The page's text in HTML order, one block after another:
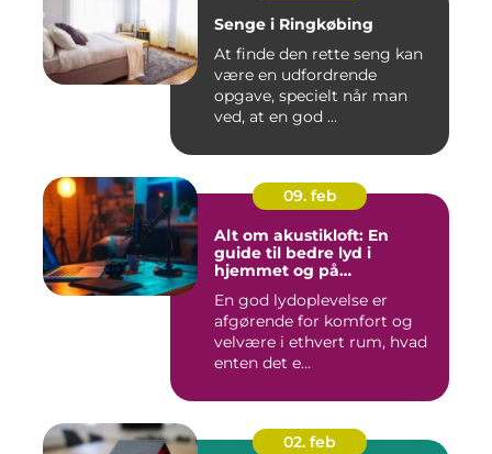
Senge i Ringkøbing
At finde den rette seng kan
være en udfordrende
opgave, specielt når man
ved, at en god ...
09. feb
Alt om akustikloft: En
guide til bedre lyd i
hjemmet og på
En god lydoplevelse er
afgørende for komfort og
velvære i ethvert rum, hvad
enten det e...
02. feb